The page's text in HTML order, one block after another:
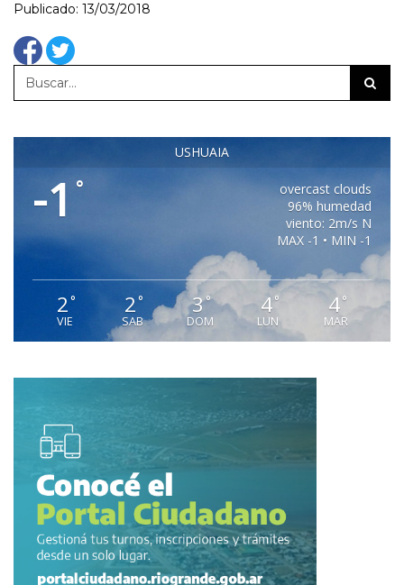
Publicado: 13/03/2018
USHUAIA
-1 °
overcast clouds
96% humedad
viento: 2m/s N
MAX -1 • MIN -1
2°
VIE
2 °
SAB
3°
DOM
4°
LUN
4°
MAR